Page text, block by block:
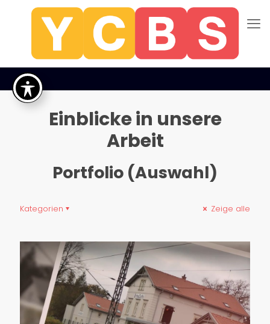
Einblicke in unsere
Arbeit
Portfolio (Auswahl)
Kategorien Zeige alle